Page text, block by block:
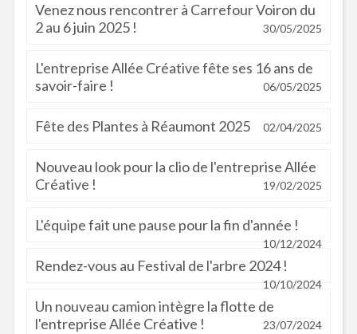
Venez nous rencontrer à Carrefour Voiron du
2 au 6 juin 2025 !
30/05/2025
L'entreprise Allée Créative fête ses 16 ans de
savoir-faire !
06/05/2025
Fête des Plantes à Réaumont 2025 02/04/2025
Nouveau look pour la clio de l'entreprise Allée
Créative !
19/02/2025
L'équipe fait une pause pour la fin d'année !
10/12/2024
Rendez-vous au Festival de l'arbre 2024 !
10/10/2024
Un nouveau camion intègre la flotte de
l'entreprise Allée Créative !
23/07/2024